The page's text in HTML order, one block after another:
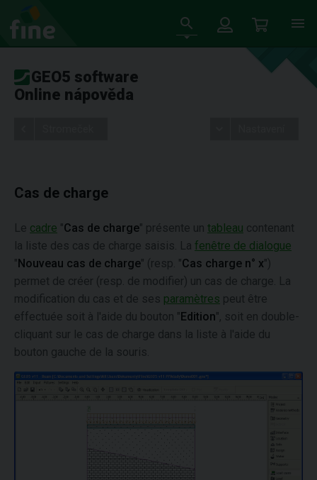
GEO5 software
Online nápověda
Cas de charge
Le cadre "Cas de charge" présente un tableau contenant
la liste des cas de charge saisis. La fenêtre de dialogue
"Nouveau cas de charge" (resp. "Cas charge n° x")
permet de créer (resp. de modifier) un cas de charge. La
modification du cas et de ses paramètres peut être
effectuée soit à l'aide du bouton "Edition", soit en double-
cliquant sur le cas de charge dans la liste à l'aide du
bouton gauche de la souris.